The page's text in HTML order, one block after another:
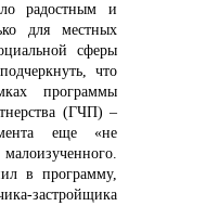
радостным и
для местных
сферы
что
программы
(ГЧП) –
еще «не
в программу,
застройщика